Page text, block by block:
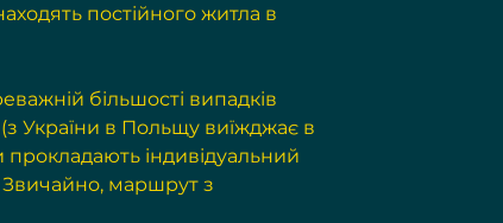
постійного житла в
більшості випадків
України в Польщу виїжджає в
індивідуальний
Звичайно, маршрут з